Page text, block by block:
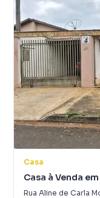
Casa
Casa à Venda
Rua Aline de Carla